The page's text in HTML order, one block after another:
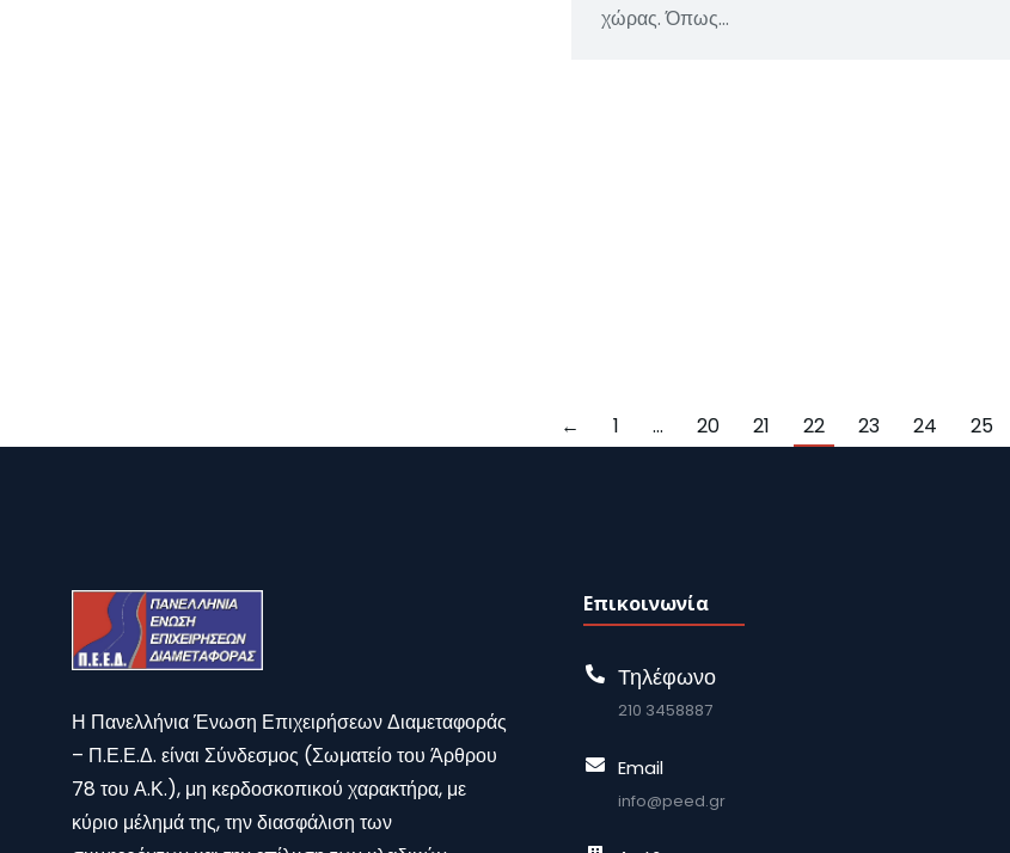
χώρας. Όπως…
← 1 … 20 21 22 23 24 25
Η Πανελλήνια Ένωση Επιχειρήσεων Διαμεταφοράς
– Π.Ε.Ε.Δ. είναι Σύνδεσμος (Σωματείο του Άρθρου
78 του Α.Κ.), μη κερδοσκοπικού χαρακτήρα, με
κύριο μέλημά της, την διασφάλιση των
Επικοινωνία
Τηλέφωνο
210 3458887
Email
info@peed.gr